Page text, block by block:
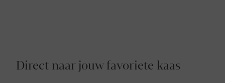
Direct naar jouw favoriete kaas